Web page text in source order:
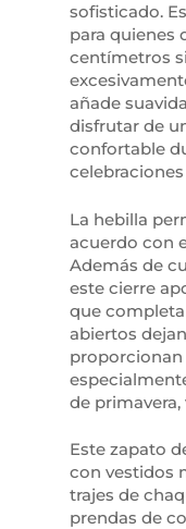
sofisticado.
para quienes
centímetros
añade
disfrutar de
confortable
La hebilla
acuerdo con
Además de
este cierre
que completa
abiertos
de
Este zapato
con vestidos
trajes de
prendas de